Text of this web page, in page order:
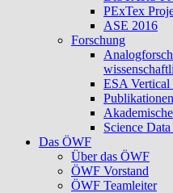
PExTex
ASE 2016
Forschung
ESA
Publikationen
Science
Das ÖWF
Über das ÖWF
ÖWF Vorstand
ÖWF Teamleiter